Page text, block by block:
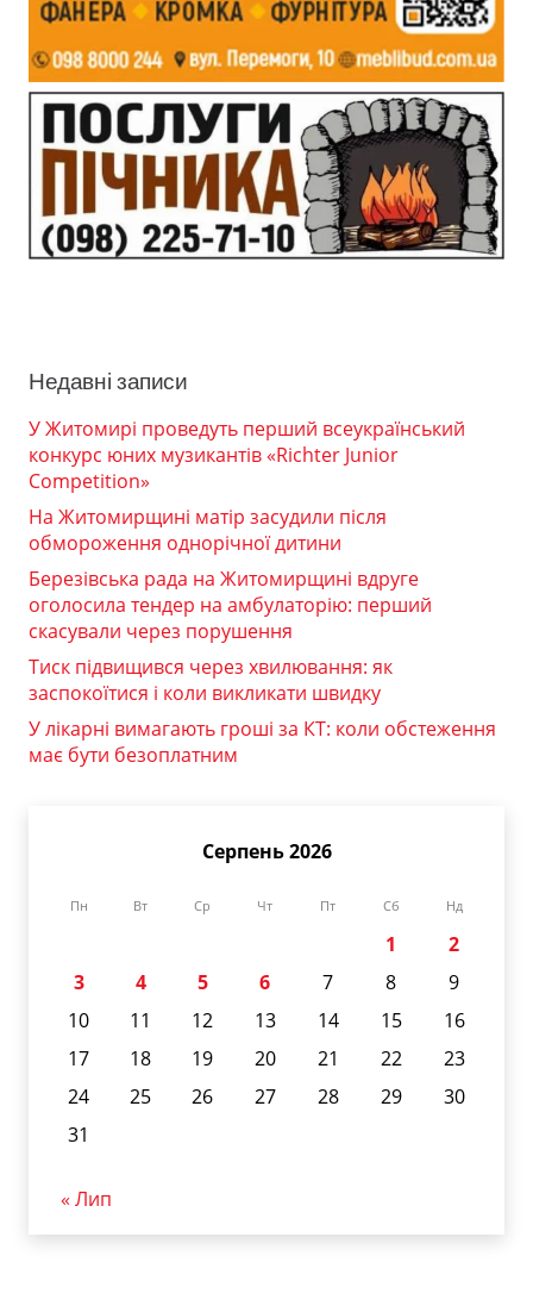
Недавні записи
У Житомирі проведуть перший всеукраїнський
конкурс юних музикантів «Richter Junior
Competition»
На Житомирщині матір засудили після
обмороження однорічної дитини
Березівська рада на Житомирщині вдруге
оголосила тендер на амбулаторію: перший
скасували через порушення
Тиск підвищився через хвилювання: як
заспокоїтися і коли викликати швидку
У лікарні вимагають гроші за КТ: коли обстеження
має бути безоплатним
Серпень 2026
Пн Вт Ср Чт Пт Сб Нд
1
2
3
4 5 6 7 8
9
10
11 12 13 14 15
16
17
18 19 20 21 22
23
24
25 26 27 28 29
30
31
« Лип